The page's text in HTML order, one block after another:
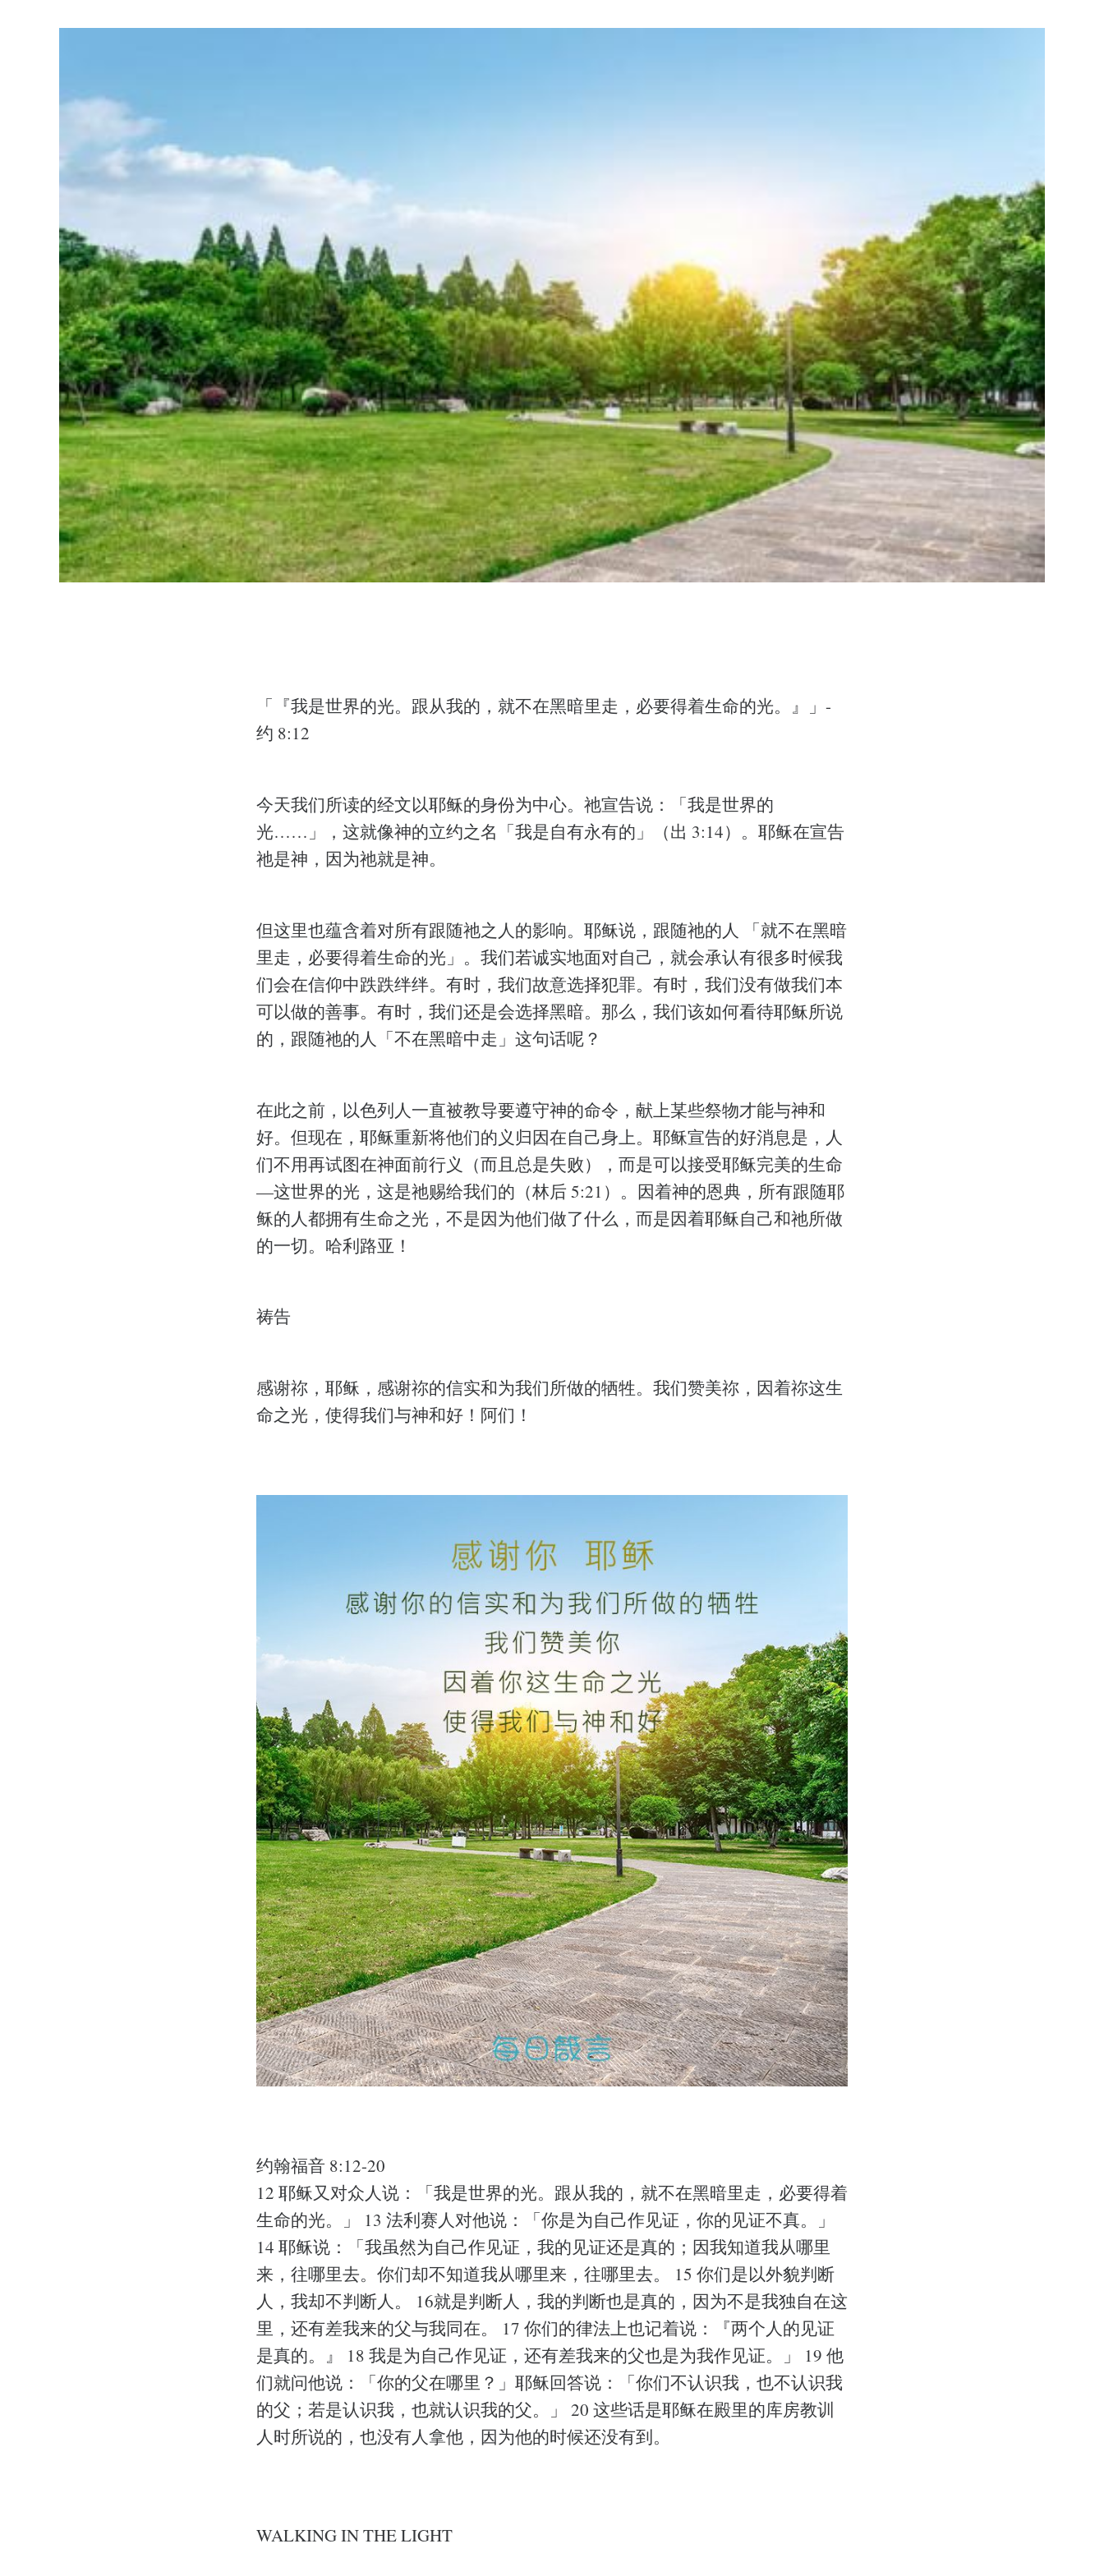
「『我是世界的光。跟从我的，就不在黑暗里走，必要得着生命的光。』」-
约 8:12
今天我们所读的经文以耶稣的身份为中心。祂宣告说：「我是世界的
光……」，这就像神的立约之名「我是自有永有的」（出 3:14）。耶稣在宣告
祂是神，因为祂就是神。
但这里也蕴含着对所有跟随祂之人的影响。耶稣说，跟随祂的人 「就不在黑暗
里走，必要得着生命的光」。我们若诚实地面对自己，就会承认有很多时候我
们会在信仰中跌跌绊绊。有时，我们故意选择犯罪。有时，我们没有做我们本
可以做的善事。有时，我们还是会选择黑暗。那么，我们该如何看待耶稣所说
的，跟随祂的人「不在黑暗中走」这句话呢？
在此之前，以色列人一直被教导要遵守神的命令，献上某些祭物才能与神和
好。但现在，耶稣重新将他们的义归因在自己身上。耶稣宣告的好消息是，人
们不用再试图在神面前行义（而且总是失败），而是可以接受耶稣完美的生命
—这世界的光，这是祂赐给我们的（林后 5:21）。因着神的恩典，所有跟随耶
稣的人都拥有生命之光，不是因为他们做了什么，而是因着耶稣自己和祂所做
的一切。哈利路亚！
祷告
感谢祢，耶稣，感谢祢的信实和为我们所做的牺牲。我们赞美祢，因着祢这生
命之光，使得我们与神和好！阿们！
约翰福音 8:12-20
12 耶稣又对众人说：「我是世界的光。跟从我的，就不在黑暗里走，必要得着
生命的光。」 13 法利赛人对他说：「你是为自己作见证，你的见证不真。」
14 耶稣说：「我虽然为自己作见证，我的见证还是真的；因我知道我从哪里
来，往哪里去。你们却不知道我从哪里来，往哪里去。 15 你们是以外貌判断
人，我却不判断人。 16就是判断人，我的判断也是真的，因为不是我独自在这
里，还有差我来的父与我同在。 17 你们的律法上也记着说：『两个人的见证
是真的。』 18 我是为自己作见证，还有差我来的父也是为我作见证。」 19 他
们就问他说：「你的父在哪里？」耶稣回答说：「你们不认识我，也不认识我
的父；若是认识我，也就认识我的父。」 20 这些话是耶稣在殿里的库房教训
人时所说的，也没有人拿他，因为他的时候还没有到。
WALKING IN THE LIGHT